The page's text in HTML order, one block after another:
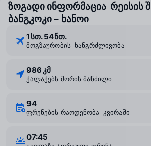
ზოგადი ინფორმაცია რეისის
ბანგკოკი – ხანოი
1 ⁠სთ. 54 ⁠წთ.
მოგზაურობის ხანგრძლივობა
986 კმ
ქალაქებს შორის მანძილი
94
ფრენების რაოდენობა კვირაში
07:45